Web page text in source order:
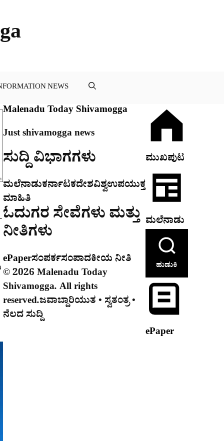
NEWS
Malenadu Today Shivamogga
Just shivamogga news
ಸುದ್ದಿ ವಿಭಾಗಗಳು
ಮಲೆನಾಡುಕರ್ನಾಟಕದೇಶವಿಶ್ವಉಪಯುಕ್ತ
ಮಾಹಿತಿ
ಓದುಗರ ಸೇವೆಗಳು ಮತ್ತು
ನೀತಿಗಳು
ePaperಸಂಪರ್ಕಸಂಪಾದಕೀಯ ನೀತಿ
© 2026 Malenadu Today
Shivamogga. All rights
reserved.ಜವಾಬ್ದಾರಿಯುತ • ಸ್ವತಂತ್ರ •
ನೆಲದ ಸುದ್ದಿ
ಮುಖಪುಟ
ಮಲೆನಾಡು
ಹುಡುಕಿ
ePaper